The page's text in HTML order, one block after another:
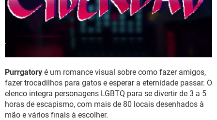
Purrgatory é um romance visual sobre como fazer amigos,
fazer trocadilhos para gatos e esperar a eternidade passar. O
elenco integra personagens LGBTQ para se divertir de 3 a 5
horas de escapismo, com mais de 80 locais desenhados à
mão e vários finais à escolher.